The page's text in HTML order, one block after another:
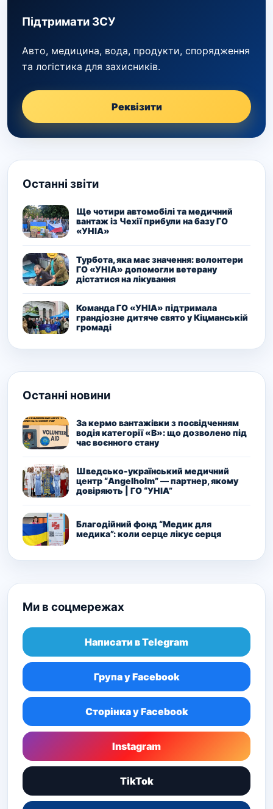
Підтримати ЗСУ
Авто, медицина, вода, продукти, спорядження
та логістика для захисників.
Реквізити
Останні звіти
Ще чотири автомобілі та медичний
вантаж із Чехії прибули на базу ГО
«УНІА»
Турбота, яка має значення: волонтери
ГО «УНІА» допомогли ветерану
дістатися на лікування
Команда ГО «УНІА» підтримала
грандіозне дитяче свято у Кіцманській
громаді
Останні новини
За кермо вантажівки з посвідченням
водія категорії «В»: що дозволено під
час воєнного стану
Шведсько-український медичний
центр “Angelholm” — партнер, якому
довіряють | ГО “УНІА”
Благодійний фонд “Медик для
медика”: коли серце лікує серця
Ми в соцмережах
Написати в Telegram
Група у Facebook
Сторінка у Facebook
Instagram
TikTok